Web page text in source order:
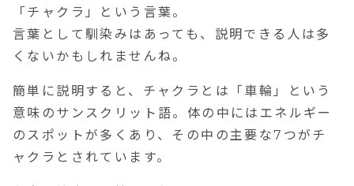
（Muladhara cakra）
【第2チャクラ】スヴァディスターナ・チャク
ラ（Svadhisthana cakra）
【第3チャクラ】マニプーラ・チャクラ
（Manipura cakra）
【第4チャクラ】アナハータ・チャクラ
（Anahata cakra）
「チャクラ」という言葉。
言葉として馴染みはあっても、説明できる人は多
くないかもしれませんね。
簡単に説明すると、チャクラとは「車輪」という
意味のサンスクリット語。 体の中にはエネルギー
のスポット が多くあり、その中の主要な7つがチ
ャクラとされています。